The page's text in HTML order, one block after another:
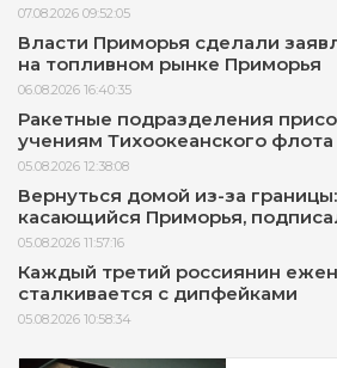
07.08.2026 09:52:05
Власти Приморья сделали
на топливном рынке Приморья
06.08.2026 16:40:35
Ракетные подразделения
учениям Тихоокеанского флота
05.08.2026 12:38:08
Вернуться домой из-за
касающийся Приморья,
05.08.2026 11:57:16
Каждый третий россиянин
сталкивается с дипфейками
05.08.2026 10:58:34